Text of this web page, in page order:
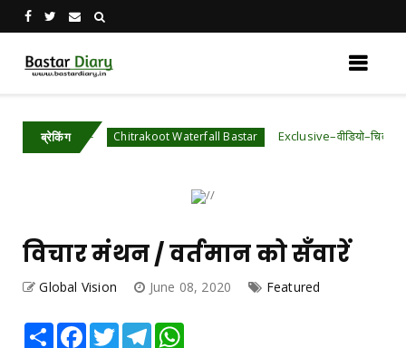
ब्रेकिंग
Chitrakoot Waterfall Bastar Exclusive–वीडियो–चित्रकोट जलप्रपात
विचार मंथन / वर्तमान को सँवारें
Global Vision June 08, 2020 Featured
Share Facebook
TwitterTelegram